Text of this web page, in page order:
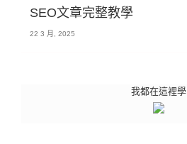
SEO文章完整教學
22 3 月, 2025
我都在這裡學